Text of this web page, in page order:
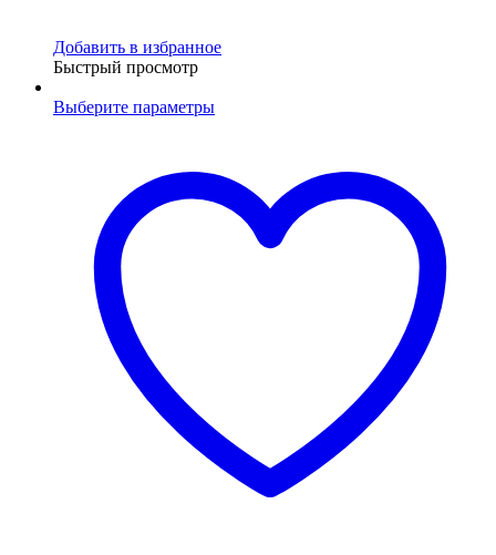
Добавить в избранное
Быстрый просмотр
Выберите параметры